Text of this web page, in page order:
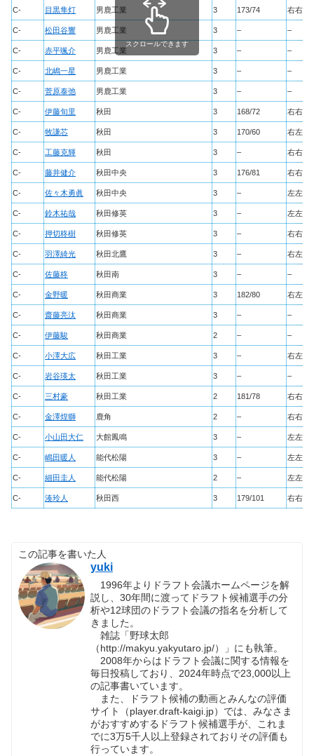
C- 目黒隼灯 男鹿工業 3 173/74 右右
C- 松田谷響 男鹿工業 3 – –
C- 赤平颯介 男鹿工業 3 – –
C- 北嶋一星 男鹿工業 3 – –
C- 菅原泰弛 男鹿工業 3 – –
C- 伊藤旬里 秋田 3 168/72 右右
C- 牧謙芯 秋田 3 170/60 右左
C- 工藤克輝 秋田 3 – 右右
C- 藤井健介 秋田中央 3 176/81 右右
C- 佐々木勇眞 秋田中央 3 – 左左
C- 鈴木祐哉 秋田修英 3 – 左左
C- 押切柊樹 秋田修英 3 – 右右
C- 羽澤綺光 秋田北鷹 3 – 右左
C- 佐藤柊 秋田南 3 – –
C- 金野暖 秋田商業 3 182/80 右左
C- 齋藤亮汰 秋田商業 3 – –
C- 伊藤駿 秋田商業 2 – –
C- 小澤大広 秋田工業 3 – 右左
C- 岩谷瑛太 秋田工業 3 – –
C- 三村豪 秋田工業 2 181/78 右右
C- 金澤煌獅 鹿角 2 – 右右
C- 小山田大仁 大館鳳鳴 3 – 左左
C- 嶋田暖人 能代松陽 3 – 左左
C- 細田圭人 能代松陽 2 – 左左
C- 湊玲人 秋田西 3 179/101 右右
スクロールできます
この記事を書いた人
yuki
1996年よりドラフト会議ホームページを解
説し、30年間に渡ってドラフト候補選手の分
析や12球団のドラフト会議の指名を分析して
きました。
雑誌「野球太郎
（http://makyu.yakyutaro.jp/）」にも執筆。
2008年からはドラフト会議に関する情報を
毎日投稿しており、2024年時点で23,000以上
の記事書いています。
また、ドラフト候補の動画とみんなの評価
サイト（player.draft-kaigi.jp）では、みなさま
がおすすめするドラフト候補選手が、これま
でに3万5千人以上登録されておりその評価も
行っています。